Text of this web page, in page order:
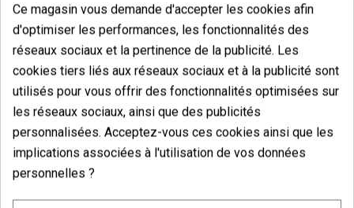
Vous aimerez aussi
Ce magasin vous demande d'accepter les cookies afin
d'optimiser les performances, les fonctionnalités des
réseaux sociaux et la pertinence de la publicité. Les
cookies tiers liés aux réseaux sociaux et à la publicité sont
utilisés pour vous offrir des fonctionnalités optimisées sur
les réseaux sociaux, ainsi que des publicités
personnalisées. Acceptez-vous ces cookies ainsi que les
implications associées à l'utilisation de vos données
personnelles ?